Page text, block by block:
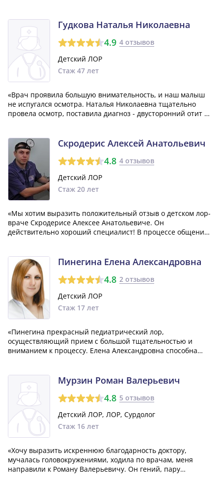
Гудкова Наталья Николаевна
4.9 4 отзывов
Детский ЛОР
Стаж 47 лет
«Врач проявила большую внимательность, и наш малыш
не испугался осмотра. Наталья Николаевна тщательно
провела осмотр, поставила диагноз - двусторонний отит и
препаратах и их действи...»Скродерис Алексей Анатольевич
4.8 4 отзывов
Детский ЛОР
Стаж 20 лет
«Мы хотим выразить положительный отзыв о детском лор-
враче Скродерисе Алексее Анатольевиче. Он
действительно хороший специалист! В процессе общения
обращались к нему множество раз и всегда...»
Пинегина Елена Александровна
4.8 2 отзывов
Детский ЛОР
Стаж 17 лет
«Пинегина прекрасный педиатрический лор,
осуществляющий прием с большой тщательностью и
вниманием к процессу. Елена Александровна способна
Наша благодарность врачу Пинегиной Елене Александр...»
Мурзин Роман Валерьевич
4.8 5 отзывов
Детский ЛОР, ЛОР, Сурдолог
Стаж 16 лет
«Хочу выразить искреннюю благодарность доктору,
мучалась головокружениями, ходила по врачам, меня
направили к Роману Валерьевичу. Он гений, пару